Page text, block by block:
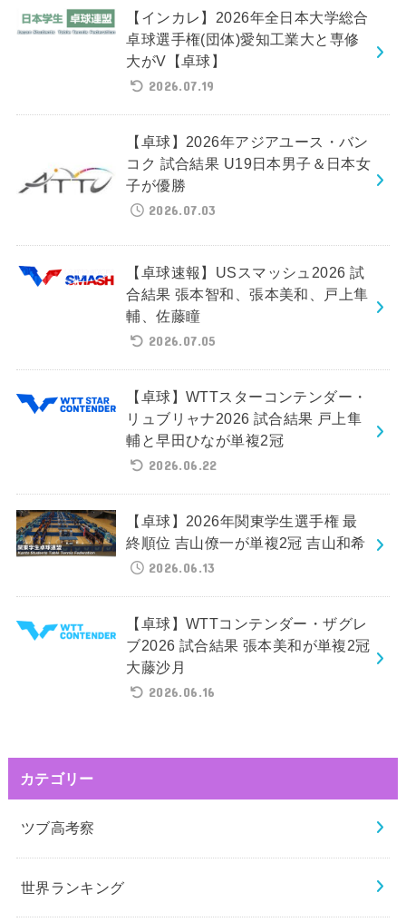
【インカレ】2026年全日本大学総合
卓球選手権(団体)愛知工業大と専修
大がV【卓球】
2026.07.19
【卓球】2026年アジアユース・バン
コク 試合結果 U19日本男子＆日本女
子が優勝
2026.07.03
【卓球速報】USスマッシュ2026 試
合結果 張本智和、張本美和、戸上隼
輔、佐藤瞳
2026.07.05
【卓球】WTTスターコンテンダー・
リュブリャナ2026 試合結果 戸上隼
輔と早田ひなが単複2冠
2026.06.22
【卓球】2026年関東学生選手権 最
終順位 吉山僚一が単複2冠 吉山和希
2026.06.13
【卓球】WTTコンテンダー・ザグレ
ブ2026 試合結果 張本美和が単複2冠
大藤沙月
2026.06.16
カテゴリー
ツブ高考察
世界ランキング